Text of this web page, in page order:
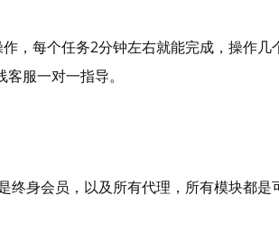
，每个任务2分钟左右就能完成，操作几
服一对一指导。
终身会员，以及所有代理，所有模块都是